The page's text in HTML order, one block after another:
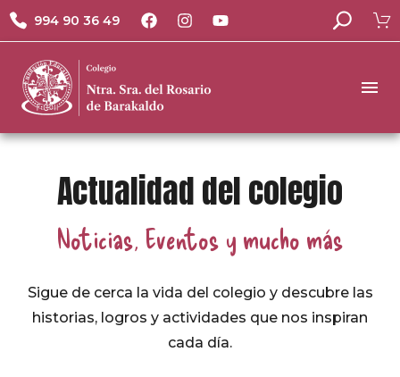
994 90 36 49
Actualidad del colegio
Noticias, Eventos y mucho más
Sigue de cerca la vida del colegio y descubre las
historias, logros y actividades que nos inspiran
cada día.